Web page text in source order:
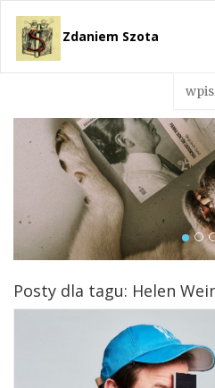
Zdaniem Szota
Posty dla tagu: Helen